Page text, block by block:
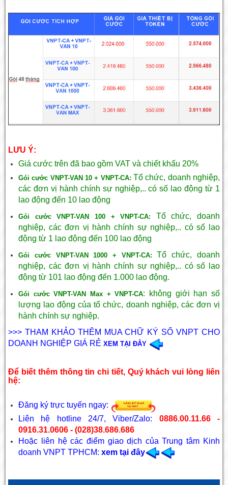
LƯU Ý:
Giá cước trên đã bao gồm VAT và chiết khấu 20%
Gói cước VNPT-VAN 10 + VNPT-CA: Tổ chức, doanh nghiệp,
các đơn vị hành chính sự nghiệp,.. có số lao động từ 1
lao động đến 10 lao động
Gói cước VNPT-VAN 100 + VNPT-CA: Tổ chức, doanh
nghiệp, các đơn vị hành chính sự nghiệp,.. có số lao
động từ 1 lao động đến 100 lao động
Gói cước VNPT-VAN 1000 + VNPT-CA: Tổ chức, doanh
nghiệp, các đơn vị hành chính sự nghiệp,.. có số lao
động từ 101 lao động đến 1.000 lao động.
Gói cước VNPT-VAN Max + VNPT-CA: không giới hạn số
lượng lao động của tổ chức, doanh nghiệp, các đơn vị
hành chính sự nghiệp.
>>> THAM KHẢO THÊM MUA CHỮ KÝ SỐ VNPT CHO
DOANH NGHIỆP GIÁ RẺ XEM TẠI ĐÂY
Để biết thêm thông tin chi tiết, Quý khách vui lòng liên
hệ:
Đăng ký trực tuyến ngay:
Liên hệ hotline 24/7, Viber/Zalo:
0886.00.11.66 -
0916.31.0606 - (028)38.686.686
Hoặc liên hệ các điểm giao dịch của Trung tâm Kinh
doanh VNPT TPHCM: xem tại đây